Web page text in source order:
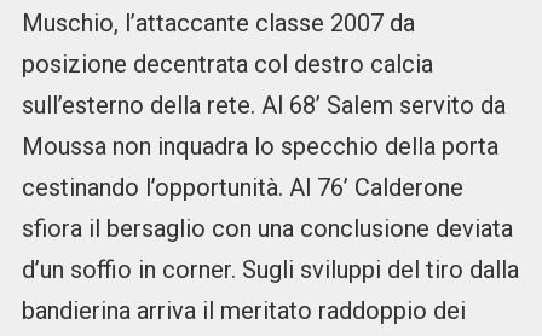
Muschio, l’attaccante classe 2007 da
posizione decentrata col destro calcia
sull’esterno della rete. Al 68’ Salem servito da
Moussa non inquadra lo specchio della porta
cestinando l’opportunità. Al 76’ Calderone
sfiora il bersaglio con una conclusione deviata
d’un soffio in corner. Sugli sviluppi del tiro dalla
bandierina arriva il meritato raddoppio dei